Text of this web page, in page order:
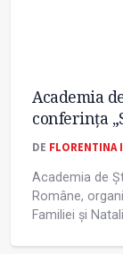
Academia
conferința
DE FLORENTINA
Academia de
Române,
Familiei și